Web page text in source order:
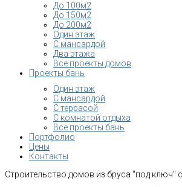
До 100м2
До 150м2
До 200м2
Один этаж
С мансардой
Два этажа
Все проекты домов
Проекты бань
Один этаж
С мансардой
С террасой
С комнатой отдыха
Все проекты бань
Портфолио
Цены
Контакты
Строительство домов из бруса "под ключ"